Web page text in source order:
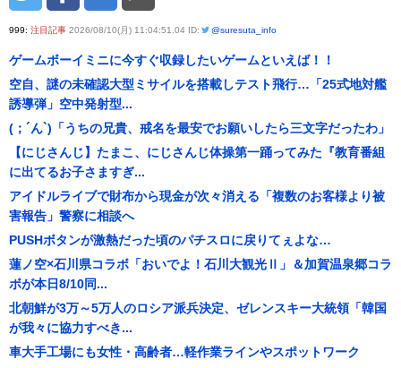
999: 注目記事 2026/08/10(月) 11:04:51.04 ID: @suresuta_info
ゲームボーイミニに今すぐ収録したいゲームといえば！！
空自、謎の未確認大型ミサイルを搭載しテスト飛行…「25式地対艦
誘導弾」空中発射型...
(；´ん`)「うちの兄貴、戒名を最安でお願いしたら三文字だったわ」
【にじさんじ】たまこ、にじさんじ体操第一踊ってみた『教育番組
に出てるお子さますぎ...
アイドルライブで財布から現金が次々消える「複数のお客様より被
害報告」警察に相談へ
PUSHボタンが激熱だった頃のパチスロに戻りてぇよな…
蓮ノ空×石川県コラボ「おいでよ！石川大観光Ⅱ」＆加賀温泉郷コラ
ボが本日8/10同...
北朝鮮が3万～5万人のロシア派兵決定、ゼレンスキー大統領「韓国
が我々に協力すべき...
車大手工場にも女性・高齢者…軽作業ラインやスポットワーク